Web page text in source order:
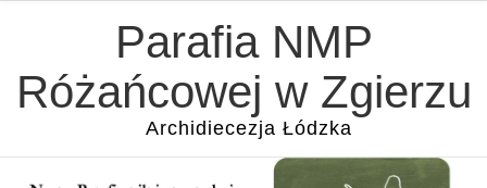
Parafia NMP
Różańcowej w Zgierzu
Archidiecezja Łódzka